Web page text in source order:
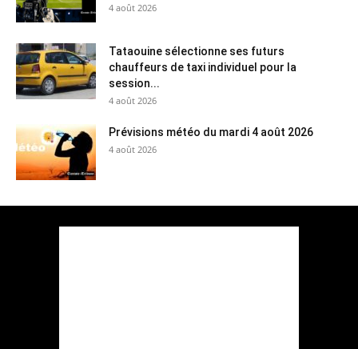
4 août 2026
Tataouine sélectionne ses futurs
chauffeurs de taxi individuel pour la
session...
4 août 2026
Prévisions météo du mardi 4 août 2026
4 août 2026